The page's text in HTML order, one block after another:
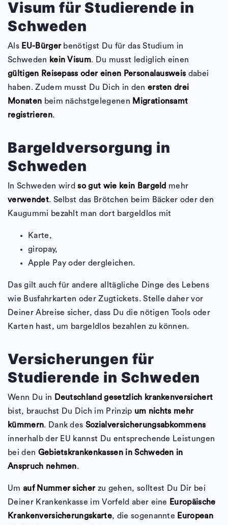
Visum für Studierende in
Schweden
Als EU-Bürgerbenötigst Du für das Studium in
Schweden kein Visum. Du musst lediglich einen
gültigen Reisepass oder einen Personalausweisdabei
haben. Zudem musst Du Dich in den ersten drei
Monaten beim nächstgelegenen Migrationsamt
registrieren.
Bargeldversorgung in
Schweden
In Schweden wirdso gut wie kein Bargeld mehr
verwendet. Selbst das Brötchen beim Bäcker oder den
Kaugummi bezahlt man dort bargeldlos mit
Karte,
giropay,
Apple Pay oder dergleichen.
Das gilt auch für andere alltägliche Dinge des Lebens
wie Busfahrkarten oder Zugtickets. Stelle daher vor
Deiner Abreise sicher, dass Du die nötigen Tools oder
Karten hast, um bargeldlos bezahlen zu können.
Versicherungen für
Studierende in Schweden
Wenn Du in Deutschland gesetzlich krankenversichert
bist, brauchst Du Dich im Prinzip um nichts mehr
kümmern. Dank des Sozialversicherungsabkommens
innerhalb der EU kannst Du entsprechende Leistungen
bei den Gebietskrankenkassen in Schweden in
Anspruch nehmen.
Um auf Nummer sicherzu gehen, solltest Du Dir bei
Deiner Krankenkasse im Vorfeld aber eine Europäische
Krankenversicherungskarte, die sogenannte European